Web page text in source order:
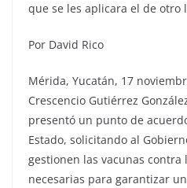
que se les aplicara el de otro
Por David Rico
Mérida, Yucatán, 17
Crescencio Gutiérrez
presentó un punto de
Estado, solicitando al
gestionen las vacunas contra
necesarias para garantizar